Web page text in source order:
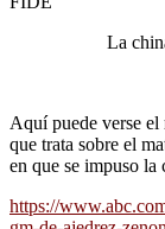
La
Aquí puede verse el
que trata sobre el
en que se impuso la
https://